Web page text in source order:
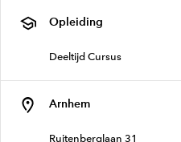
Opleiding
Deeltijd Cursus
Arnhem
Ruitenberglaan 31